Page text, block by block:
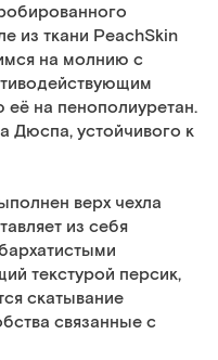
из ткани PeachSkin
на молнию с
на пенополиуретан.
Дюспа, устойчивого к
верх чехла
из себя
текстурой персик,
скатывание
связанные с